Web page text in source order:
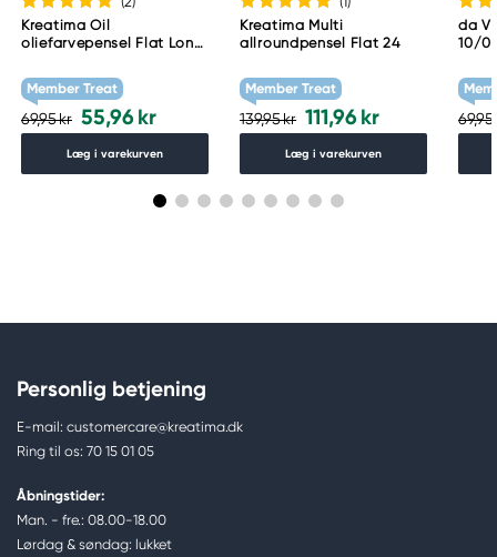
Kreatima Oil
oliefarvepensel Flat Long
Member Treat
69,95 kr 55,96 kr
Læg i varekurven
Kreatima Multi
allroundpensel Flat 24
Member Treat
139,95 kr 111,96 kr
Læg i varekurven
da
10/0
69,95
Personlig betjening
E-mail: customercare@kreatima.dk
Ring til os: 70 15 01 05
Åbningstider:
Man. - fre.: 08.00-18.00
Lørdag & søndag: lukket